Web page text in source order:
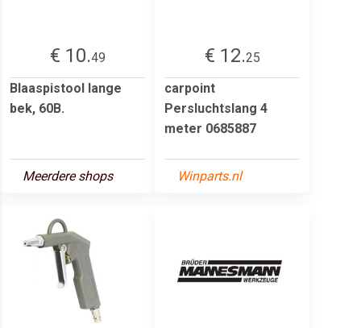
€ 10.49
Blaaspistool lange
bek, 60B.
Meerdere shops
€ 12.25
carpoint
Persluchtslang 4
meter 0685887
Winparts.nl